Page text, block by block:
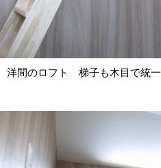
洋間のロフト 梯子も木目で統一